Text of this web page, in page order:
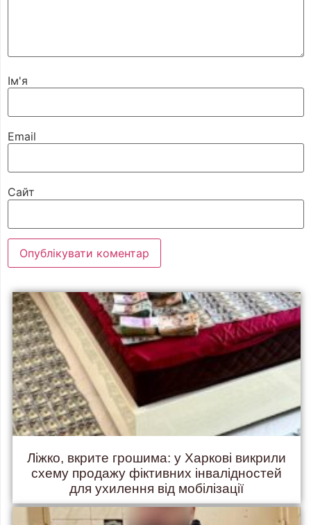
Ім'я
Email
Сайт
Ліжко, вкрите грошима: у Харкові викрили
схему продажу фіктивних інвалідностей
для ухилення від мобілізації